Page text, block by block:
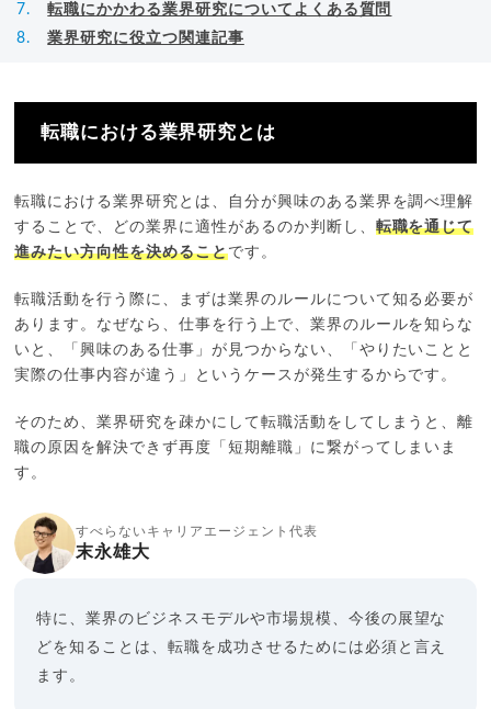
転職にかかわる業界研究についてよくある質問
業界研究に役立つ関連記事
転職における業界研究とは
転職における業界研究とは、自分が興味のある業界を調べ理解
することで、どの業界に適性があるのか判断し、 転職を通じて
進みたい方向性を決めることです。
転職活動を行う際に、まずは業界のルールについて知る必要が
あります。なぜなら、仕事を行う上で、業界のルールを知らな
いと、「興味のある仕事」が見つからない、「やりたいことと
実際の仕事内容が違う」というケースが発生するからです。
そのため、業界研究を疎かにして転職活動をしてしまうと、離
職の原因を解決できず再度「短期離職」に繋がってしまいま
す。
すべらないキャリアエージェント代表
末永雄大
特に、業界のビジネスモデルや市場規模、今後の展望な
どを知ることは、転職を成功させるためには必須と言え
ます。